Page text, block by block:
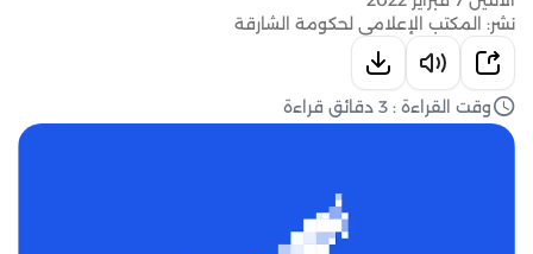
نشر: المكتب الإعلامي لحكومة الشارقة
وقت القراءة : 3 دقائق قراءة